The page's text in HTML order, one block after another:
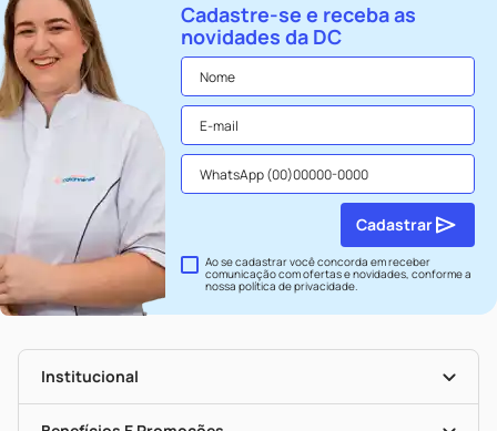
Cadastre-se e receba as
novidades da DC
Ao se cadastrar você concorda em receber
comunicação com ofertas e novidades, conforme a
nossapolítica de privacidade.
Cadastrar
Institucional